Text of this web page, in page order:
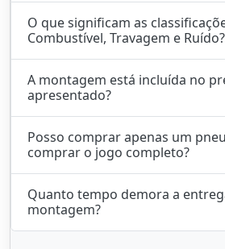
O que significam as
Combustível, Travagem e Ruído?
A montagem está incluída no
apresentado?
Posso comprar apenas um
comprar o jogo completo?
Quanto tempo demora a
montagem?